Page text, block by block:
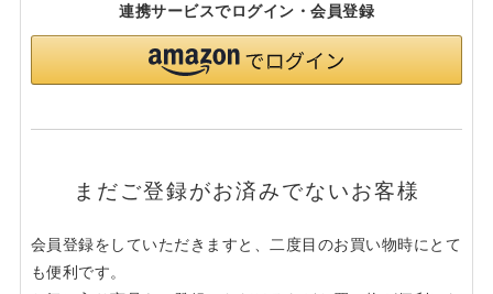
連携サービスでログイン・会員登録
まだご登録がお済みでないお客様
会員登録をしていただきますと、二度目のお買い物時にとて
も便利です。